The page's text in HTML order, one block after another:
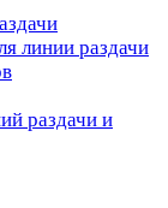
линии раздачи
раздачи и